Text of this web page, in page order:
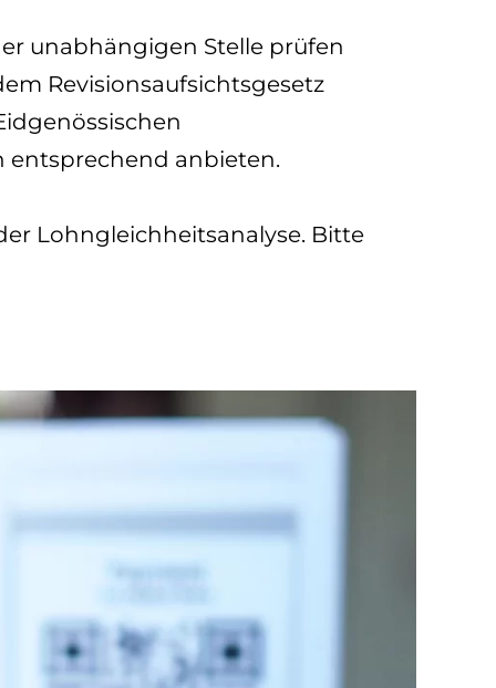
unabhängigen Stelle prüfen
Revisionsaufsichtsgesetz
entsprechend anbieten.
Lohngleichheitsanalyse. Bitte